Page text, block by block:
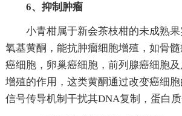
6、抑制肿瘤
小青柑属于新会茶枝柑的未成熟
氧基黄酮，能抗肿瘤细胞增殖，如骨
癌细胞，卵巢癌细胞，前列腺癌细胞
增殖的作用，这类黄酮通过改变癌细
信号传导机制干扰其DNA复制，蛋白质